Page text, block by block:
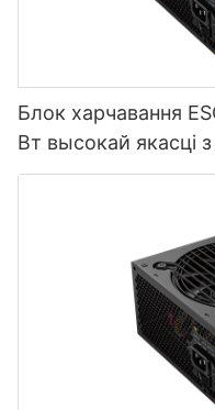
Блок харчавання
Вт высокай якасці
поўнамодульны,